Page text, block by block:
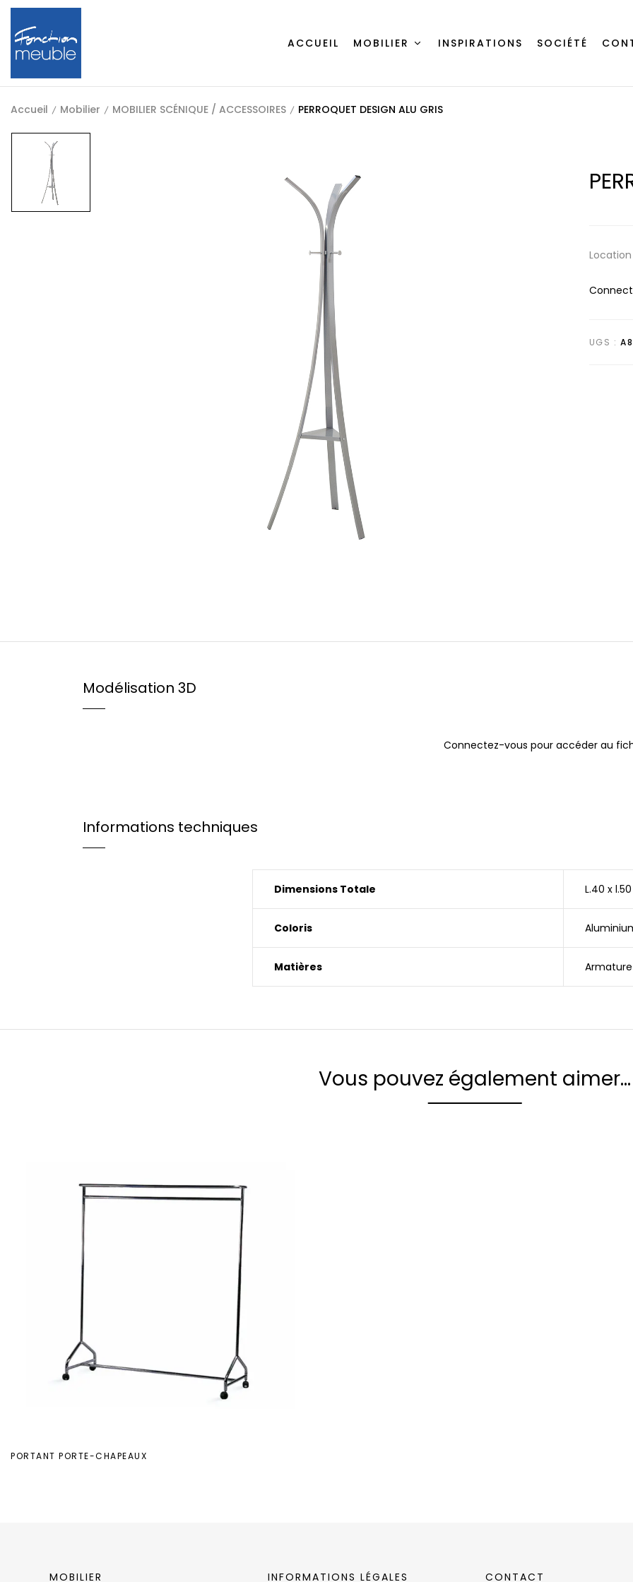
ACCUEIL MOBILIER INSPIRATIONS SOCIÉTÉ
Accueil Mobilier MOBILIER SCÉNIQUE / ACCESSOIRES PERROQUET DESIGN ALU GRIS
UGS :
Modélisation 3D
Connectez-vous pour accéder au
Informations techniques
Dimensions Totale L.40 x
Coloris
Matières
Vous pouvez également aimer…
PORTANT PORTE-CHAPEAUX
MOBILIER INFORMATIONS LÉGALES CONTACT